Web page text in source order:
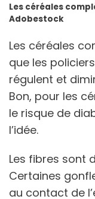
Les céréales
Adobestock
Les céréales
que les
régulent et
Bon, pour les
le risque de
l’idée.
Les fibres sont
Certaines
au contact de